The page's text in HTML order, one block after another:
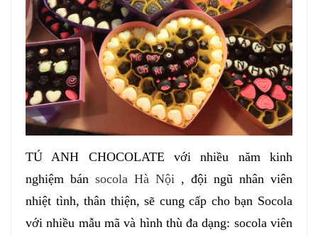
TÚ ANH CHOCOLATE với nhiều năm kinh
nghiệm bán socola Hà Nội , đội ngũ nhân viên
nhiệt tình, thân thiện, sẽ cung cấp cho bạn Socola
với nhiều mẫu mã và hình thù đa dạng: socola viên